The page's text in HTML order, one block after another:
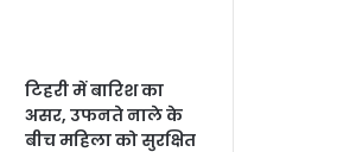
टिहरी में बारिश का
असर, उफनते नाले के
बीच महिला को सुरक्षित